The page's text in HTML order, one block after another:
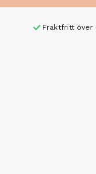
Fraktfritt över